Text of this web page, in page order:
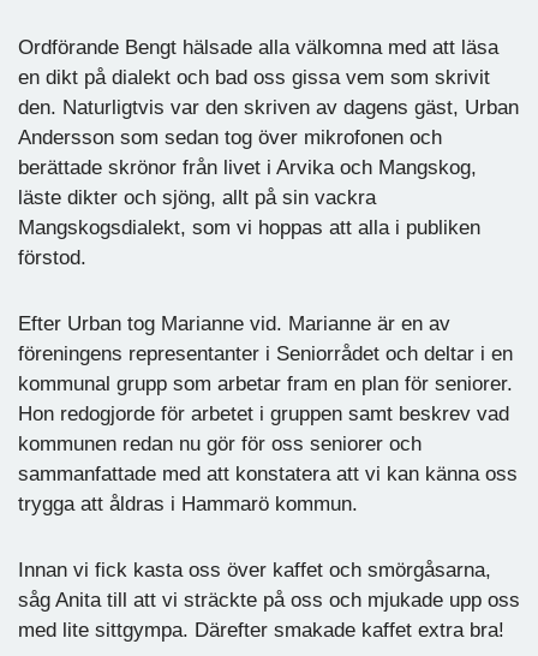
Ordförande Bengt hälsade alla välkomna med att läsa
en dikt på dialekt och bad oss gissa vem som skrivit
den. Naturligtvis var den skriven av dagens gäst, Urban
Andersson som sedan tog över mikrofonen och
berättade skrönor från livet i Arvika och Mangskog,
läste dikter och sjöng, allt på sin vackra
Mangskogsdialekt, som vi hoppas att alla i publiken
förstod.
Efter Urban tog Marianne vid. Marianne är en av
föreningens representanter i Seniorrådet och deltar i en
kommunal grupp som arbetar fram en plan för seniorer.
Hon redogjorde för arbetet i gruppen samt beskrev vad
kommunen redan nu gör för oss seniorer och
sammanfattade med att konstatera att vi kan känna oss
trygga att åldras i Hammarö kommun.
Innan vi fick kasta oss över kaffet och smörgåsarna,
såg Anita till att vi sträckte på oss och mjukade upp oss
med lite sittgympa. Därefter smakade kaffet extra bra!